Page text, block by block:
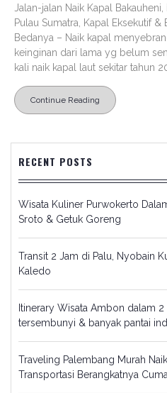
Jalan-jalan Naik Kapal
Pulau Sumatra, Kapal Eksekutif
Bedanya – Naik kapal
keinginan dari lama yg belum
kali naik kapal laut sekitar tahun
Continue Reading
RECENT POSTS
Wisata Kuliner Purwokerto
Sroto & Getuk Goreng
Transit 2 Jam di Palu, Nyobain
Kaledo
Itinerary Wisata Ambon dalam 2
tersembunyi & banyak pantai
Traveling Palembang Murah
Transportasi Berangkatnya